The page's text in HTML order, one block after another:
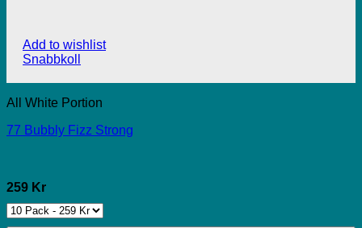
Add to wishlist
Snabbkoll
All White Portion
77 Bubbly Fizz Strong
259 Kr